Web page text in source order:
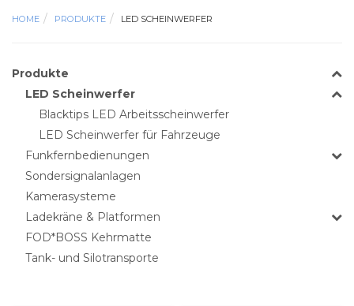
HOME PRODUKTE LED SCHEINWERFER
Produkte
LED Scheinwerfer
Blacktips LED Arbeitsscheinwerfer
LED Scheinwerfer für Fahrzeuge
Funkfernbedienungen
Sondersignalanlagen
Kamerasysteme
Ladekräne & Platformen
FOD*BOSS Kehrmatte
Tank- und Silotransporte